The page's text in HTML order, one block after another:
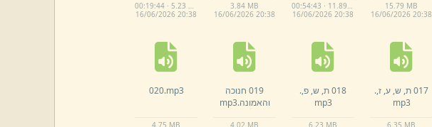
15.79 MB
16/06/2026 20:38
00:54:43 · 11.89 MB
16/06/2026 20:38
3.84 MB
16/06/2026 20:38
00:19:44 · 5.23 MB
16/06/2026 20:38
017 ת, ש, ע, ז,.
mp3
6. 35 MB
018 ת, ש, פ,.
mp3
6. 23 MB
019 חנוכה
והאמונה.mp3
4. 02 MB
020.mp3
4. 75 MB